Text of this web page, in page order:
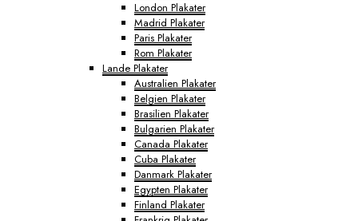
London Plakater
Madrid Plakater
Paris Plakater
Rom Plakater
Lande Plakater
Australien Plakater
Belgien Plakater
Brasilien Plakater
Bulgarien Plakater
Canada Plakater
Cuba Plakater
Danmark Plakater
Egypten Plakater
Finland Plakater